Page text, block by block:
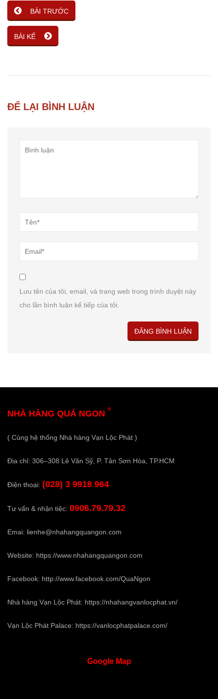
BÀI TRƯỚC
BÀI KẾ
ĐỂ LẠI BÌNH LUẬN
Lưu tên của tôi, email, và trang web trong trình duyệt này
cho lần bình luận kế tiếp của tôi.
NHÀ HÀNG QUÁ NGON ®
( Cùng hệ thống Nhà hàng Vạn Lộc Phát )
Địa chỉ: 306–308 Lê Văn Sỹ, P. Tân Sơn Hòa, TP.HCM
Điện thoại: (028) 3 9918 964
Tư vấn & nhận tiệc: 0906.79.79.32
Emai: lienhe@nhahangquangon.com
Website: https://www.nhahangquangon.com
Facebook: http://www.facebook.com/QuaNgon
Nhà hàng Vạn Lộc Phát: https://nhahangvanlocphat.vn/
Vạn Lộc Phát Palace: https://vanlocphatpalace.com/
GoogleMap